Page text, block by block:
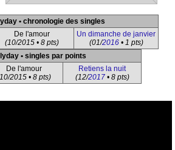
• chronologie des singles
De l'amour
(10/2015 • 8 pts)
Un dimanche de janvier
(01/2016• 1 pts)
• singles par points
De l'amour
2015 • 8 pts)
Retiens la nuit
(12/2017• 8 pts)